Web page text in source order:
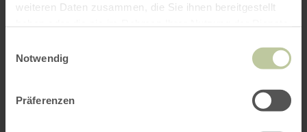
weiteren Daten zusammen, die Sie ihnen bereitgestellt
Notwendig
Präferenzen